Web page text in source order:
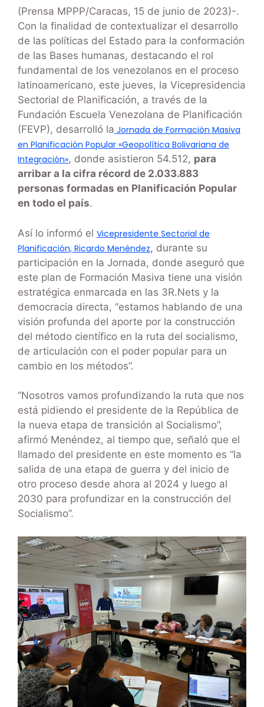
(Prensa MPPP/Caracas, 15 de junio de 2023)-.
Con la finalidad de contextualizar el desarrollo
de las políticas del Estado para la conformación
de las Bases humanas, destacando el rol
fundamental de los venezolanos en el proceso
latinoamericano, este jueves, la Vicepresidencia
Sectorial de Planificación, a través de la
Fundación Escuela Venezolana de Planificación
(FEVP), desarrolló la Jornada de Formación Masiva
en Planificación Popular «Geopolítica Bolivariana de
Integración», donde asistieron 54.512, para
arribar a la cifra récord de 2.033.883
personas formadas en Planificación Popular
en todo el país.
Así lo informó el Vicepresidente Sectorial de
Planificación, Ricardo Menéndez, durante su
participación en la Jornada, donde aseguró que
este plan de Formación Masiva tiene una visión
estratégica enmarcada en las 3R.Nets y la
democracia directa, “estamos hablando de una
visión profunda del aporte por la construcción
del método científico en la ruta del socialismo,
de articulación con el poder popular para un
cambio en los métodos”.
“Nosotros vamos profundizando la ruta que nos
está pidiendo el presidente de la República de
la nueva etapa de transición al Socialismo”,
afirmó Menéndez, al tiempo que, señaló que el
llamado del presidente en este momento es “la
salida de una etapa de guerra y del inicio de
otro proceso desde ahora al 2024 y luego al
2030 para profundizar en la construcción del
Socialismo”.